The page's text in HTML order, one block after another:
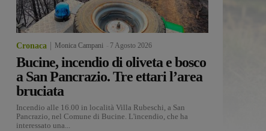
Cronaca Monica Campani 7 Agosto 2026
Bucine, incendio di oliveta e bosco
a San Pancrazio. Tre ettari l’area
bruciata
Incendio alle 16.00 in località Villa Rubeschi, a San
Pancrazio, nel Comune di Bucine. L'incendio, che ha
interessato una...